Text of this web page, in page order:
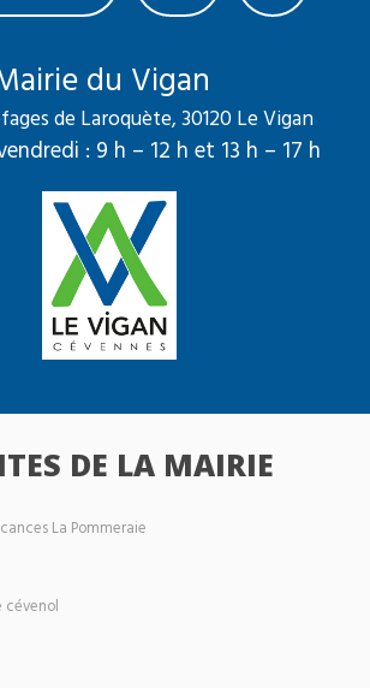
du Vigan
de Laroquète, 30120 Le Vigan
: 9 h – 12 h et 13 h – 17 h
DE LA MAIRIE
La Pommeraie
cévenol